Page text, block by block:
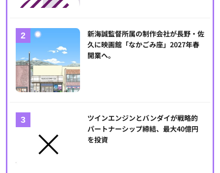
新海誠監督所属の制作会社が長野・佐
久に映画館「なかごみ座」2027年春
開業へ。
ツインエンジンとバンダイが戦略的
パートナーシップ締結、最大40億円
を投資